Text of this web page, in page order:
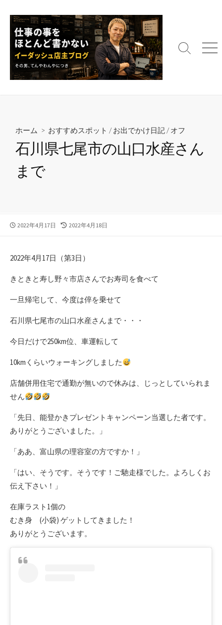
キ
検
メ
ホーム > おすすめスポット /お出でかけ日記 /オフ
石川県七尾市の山口水産さん
まで
公
2022年4月17日
最
新
日
2022年4月18日
2022年4月17日（第3日）
きときと寿し野々市店さんでお寿司を食べて
一旦帰宅して、今度は倅を乗せて
石川県七尾市の山口水産さんまで・・・
今日だけで250km位、車運転して
10kmくらいウォーキングしました
店舗併用住宅で通勤が無いので休みは、じっとしていられま
せん
「先日、能登かきプレゼントキャンペーン当選した者です。
ありがとうございました。」
「ああ、富山県の理容室の方ですか！」
「はい、そうです。そうです！ご馳走様でした。よろしくお
伝え下さい！」
在庫ラスト1個の
むき身 (小袋) ゲットしてきました！
ありがとうございます。